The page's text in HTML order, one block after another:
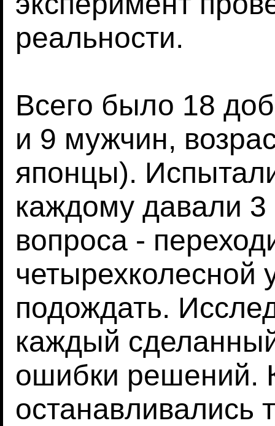
реальности.
Всего было 18
и 9 мужчин,
японцы).
каждому давали
вопроса -
четырехколесной
подождать.
каждый
ошибки решений.
останавливались